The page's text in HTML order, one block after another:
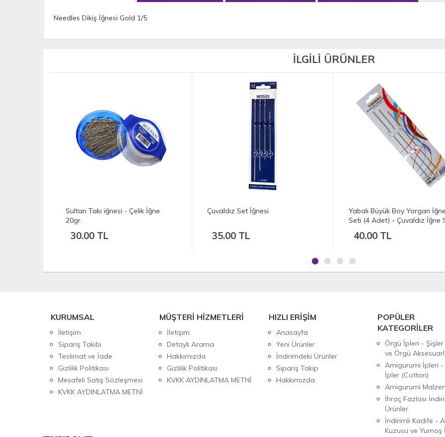
Needles Dikiş İğnesi Gold 1/5
İLGİLİ ÜRÜNLER
Çuvaldız Set İğnesi
35.00 TL
Yabalı Büyük Boy Yorgan İğnesi
40.00 TL
Çelik Toplu İğne
55.00 TL
KURUMSAL
İletişim
Sipariş Takibi
Teslimat ve İade
Gizlilik Politikası
Mesafeli Satış Sözleşmesi
KVKK AYDINLATMA METNİ
MÜŞTERİ HİZMETLERİ
İletişim
Detaylı Arama
Hakkımızda
Gizlilik Politikası
KVKK AYDINLATMA METNİ
HIZLI ERİŞİM
Anasayfa
Yeni Ürünler
İndirimdeki Ürünler
Sipariş Takip
Hakkımızda
POPÜLER
KATEGORİLER
Örgü İpleri - Şişler
ve Örgü
Amigurumi İpleri -
İpler (Cotton)
Amigurumi
İhraç Fazlası
Ürünler
İndirimli Kadife -
Kuzusu ve Yumoş